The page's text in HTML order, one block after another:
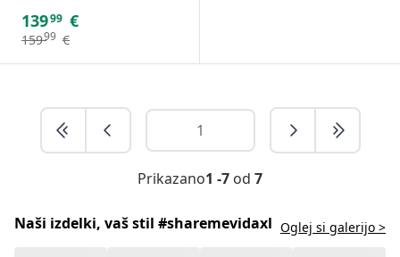
13999 €
15999 €
Prikazano1 -7 od 7
Naši izdelki, vaš stil #sharemevidaxl Oglej si galerijo >